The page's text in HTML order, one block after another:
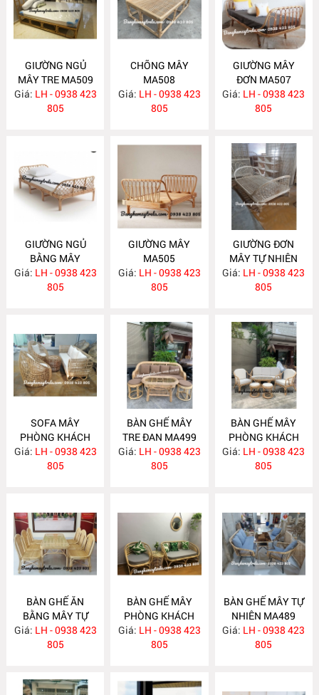
GIƯỜNG NGỦ
MÂY TRE MA509
Giá: LH - 0938 423
805
CHÕNG MÂY
MA508
Giá: LH - 0938 423
805
GIƯỜNG MÂY
ĐƠN MA507
Giá: LH - 0938 423
805
GIƯỜNG NGỦ
BẰNG MÂY
MA506
Giá: LH - 0938 423
805
GIƯỜNG MÂY
MA505
Giá: LH - 0938 423
805
GIƯỜNG ĐƠN
MÂY TỰ NHIÊN
MA504
Giá: LH - 0938 423
805
SOFA MÂY
PHÒNG KHÁCH
KIỂU HIỆN ĐẠI
MA502
Giá: LH - 0938 423
805
BÀN GHẾ MÂY
TRE ĐAN MA499
Giá: LH - 0938 423
805
BÀN GHẾ MÂY
PHÒNG KHÁCH
KIỂU HIỆN ĐẠI
MA493
Giá: LH - 0938 423
805
BÀN GHẾ ĂN
BẰNG MÂY TỰ
NHIÊN MA492
Giá: LH - 0938 423
805
BÀN GHẾ MÂY
PHÒNG KHÁCH
MA490
Giá: LH - 0938 423
805
BÀN GHẾ MÂY TỰ
NHIÊN MA489
Giá: LH - 0938 423
805